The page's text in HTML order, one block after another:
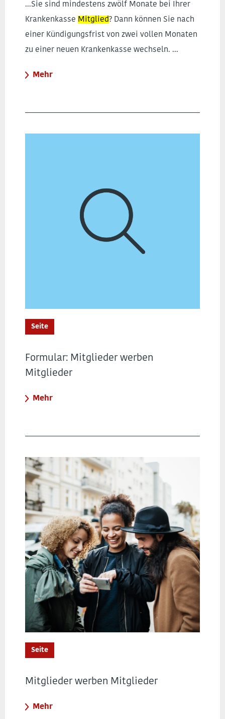
...Sie sind mindestens zwölf Monate bei Ihrer
Krankenkasse Mitglied? Dann können Sie nach
einer Kündigungsfrist von zwei vollen Monaten
zu einer neuen Krankenkasse wechseln. ...
Mehr
Seite
Formular: Mitglieder werben
Mitglieder
Mehr
Seite
Mitglieder werben Mitglieder
Mehr